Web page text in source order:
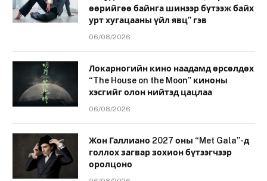
өөрийгөө байнга шинээр бүтээж байх
урт хугацааны үйл явц” гэв
06/08/2026
Локарногийн кино наадамд өрсөлдөх
“The House on the Moon” киноны
хэсгийг олон нийтэд цацлаа
06/08/2026
Жон Галлиано 2027 оны “Met Gala”-д
голлох загвар зохион бүтээгчээр
оролцоно